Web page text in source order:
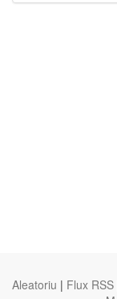
Aleatoriu | Flux RSS